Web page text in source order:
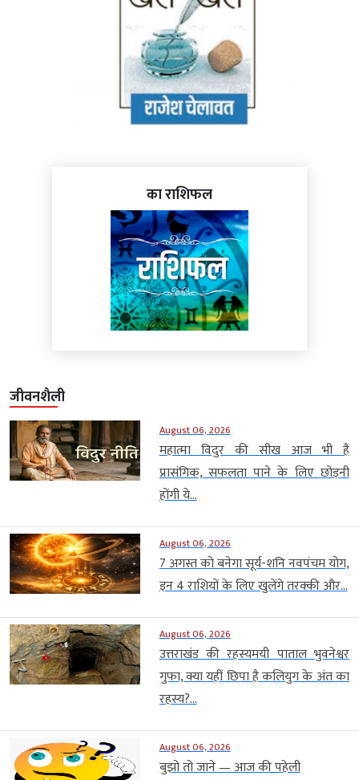
का राशिफल
जीवनशैली
August 06, 2026
महात्मा विदुर की सीख आज भी है
प्रासंगिक, सफलता पाने के लिए छोड़नी
होंगी ये...
August 06, 2026
7 अगस्त को बनेगा सूर्य-शनि नवपंचम योग,
इन 4 राशियों के लिए खुलेंगे तरक्की और...
August 06, 2026
उत्तराखंड की रहस्यमयी पाताल भुवनेश्वर
गुफा, क्या यहीं छिपा है कलियुग के अंत का
रहस्य?...
August 06, 2026
बुझो तो जाने — आज की पहेली